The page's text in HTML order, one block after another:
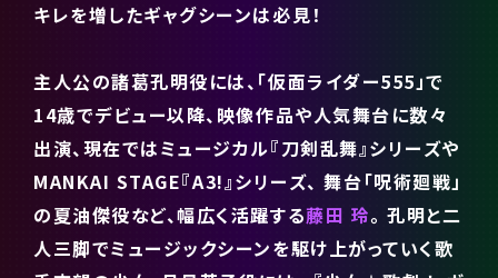
キレを増したギャグシーンは必見！
主人公の諸葛孔明役には、「仮面ライダー555」で
14歳でデビュー以降、映像作品や人気舞台に数々
出演、現在ではミュージカル『刀剣乱舞』シリーズや
MANKAI STAGE『A3!』シリーズ、 舞台「呪術廻戦」
の夏油傑役など、幅広く活躍する藤田 玲。 孔明と二
人三脚でミュージックシーンを駆け上がっていく歌